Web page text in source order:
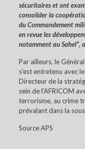
sécuritaires et ont
consolider la
du Commandement
en revue les
notamment au Sahel”,
Par ailleurs, le
s’est entretenu avec
Directeur de la
sein de l’AFRICOM
terrorisme, au crime
prévalant dans la
Source APS